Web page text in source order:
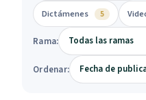
Dictámenes 5
Rama:
Ordenar: